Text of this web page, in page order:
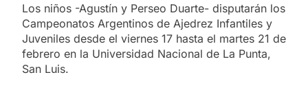
Los niños -Agustín y Perseo Duarte- disputarán los
Campeonatos Argentinos de Ajedrez Infantiles y
Juveniles desde el viernes 17 hasta el martes 21 de
febrero en la Universidad Nacional de La Punta,
San Luis.